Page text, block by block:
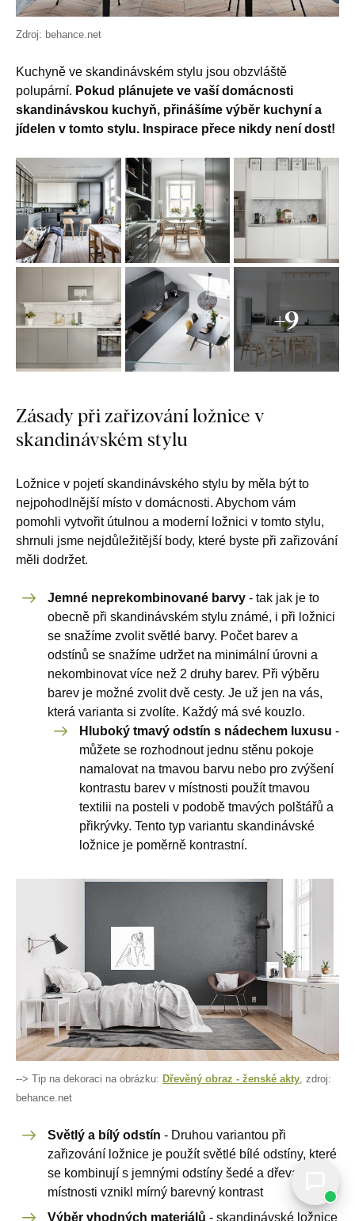
Zdroj: behance.net
Kuchyně ve skandinávském stylu jsou obzvláště
polupární. Pokud plánujete ve vaší domácnosti
skandinávskou kuchyň, přinášíme výběr kuchyní a
jídelen v tomto stylu. Inspirace přece nikdy není dost!
+9
Zásady při zařizování ložnice v
skandinávském stylu
Ložnice v pojetí skandinávského stylu by měla být to
nejpohodlnější místo v domácnosti. Abychom vám
pomohli vytvořit útulnou a moderní ložnici v tomto stylu,
shrnuli jsme nejdůležitější body, které byste při zařizování
měli dodržet.
Jemné neprekombinované barvy - tak jak je to
obecně při skandinávském stylu známé, i při ložnici
se snažíme zvolit světlé barvy. Počet barev a
odstínů se snažíme udržet na minimální úrovni a
nekombinovat více než 2 druhy barev. Při výběru
barev je možné zvolit dvě cesty. Je už jen na vás,
která varianta si zvolíte. Každý má své kouzlo.
Hluboký tmavý odstín s nádechem luxusu -
můžete se rozhodnout jednu stěnu pokoje
namalovat na tmavou barvu nebo pro zvýšení
kontrastu barev v místnosti použít tmavou
textilii na posteli v podobě tmavých polštářů a
přikrývky. Tento typ variantu skandinávské
ložnice je poměrně kontrastní.
--> Tip na dekoraci na obrázku: Dřevěný obraz - ženské akty , zdroj:
behance.net
Světlý a bílý odstín - Druhou variantou při
zařizování ložnice je použít světlé bílé odstíny, které
se kombinují s jemnými odstíny šedé a dřeva, aby v
místnosti vznikl mírný barevný kontrast
Výběr vhodných materiálů - skandinávské ložnice